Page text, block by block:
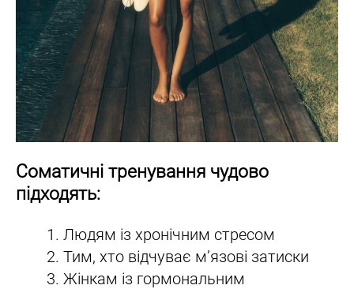
Соматичні тренування чудово
підходять:
Людям із хронічним стресом
Тим, хто відчуває м’язові затиски
Жінкам із гормональним